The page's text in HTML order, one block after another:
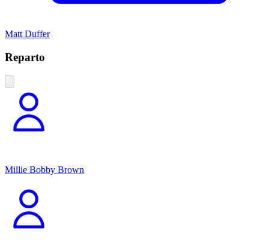
Matt Duffer
Reparto
Millie Bobby Brown